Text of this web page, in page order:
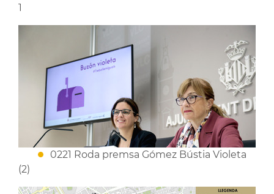
1
0221 Roda premsa Gómez Bústia Violeta
(2)